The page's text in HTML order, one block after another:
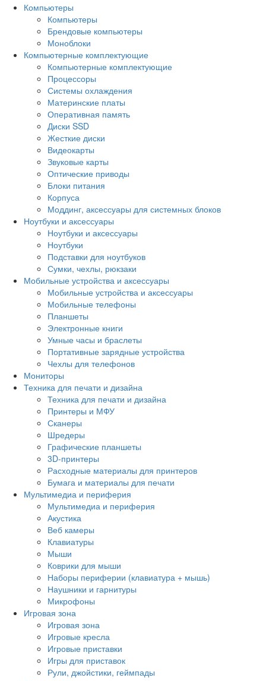
Компьютеры
Компьютеры
Брендовые компьютеры
Моноблоки
Компьютерные комплектующие
Компьютерные комплектующие
Процессоры
Системы охлаждения
Материнские платы
Оперативная память
Диски SSD
Жесткие диски
Видеокарты
Звуковые карты
Оптические приводы
Блоки питания
Корпуса
Моддинг, аксессуары для системных блоков
Ноутбуки и аксессуары
Ноутбуки и аксессуары
Ноутбуки
Подставки для ноутбуков
Сумки, чехлы, рюкзаки
Мобильные устройства и аксессуары
Мобильные устройства и аксессуары
Мобильные телефоны
Планшеты
Электронные книги
Умные часы и браслеты
Портативные зарядные устройства
Чехлы для телефонов
Мониторы
Техника для печати и дизайна
Техника для печати и дизайна
Принтеры и МФУ
Сканеры
Шредеры
Графические планшеты
3D-принтеры
Расходные материалы для принтеров
Бумага и материалы для печати
Мультимедиа и периферия
Мультимедиа и периферия
Акустика
Веб камеры
Клавиатуры
Мыши
Коврики для мыши
Наборы периферии (клавиатура + мышь)
Наушники и гарнитуры
Микрофоны
Игровая зона
Игровая зона
Игровые кресла
Игровые приставки
Игры для приставок
Рули, джойстики, геймпады